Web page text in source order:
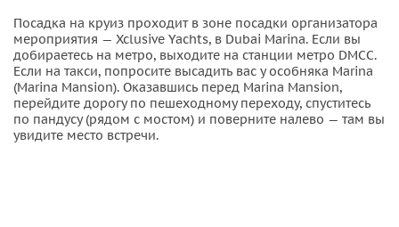
Посадка на круиз проходит в зоне посадки организатора
мероприятия — Xclusive Yachts, в Dubai Marina. Если вы
добираетесь на метро, выходите на станции метро DMCC.
Если на такси, попросите высадить вас у особняка Marina
(Marina Mansion). Оказавшись перед Marina Mansion,
перейдите дорогу по пешеходному переходу, спуститесь
по пандусу (рядом с мостом) и поверните налево — там вы
увидите место встречи.